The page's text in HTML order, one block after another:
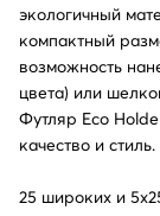
экологичный
компактный
возможность
цвета) или
Футляр Eco
качество и стиль.
25 широких и